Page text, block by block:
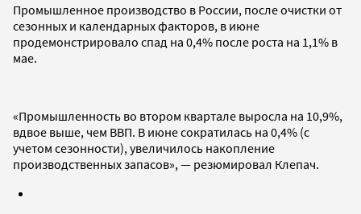
Промышленное производство в России, после очистки от
сезонных и календарных факторов, в июне
продемонстрировало спад на 0,4% после роста на 1,1% в
мае.
«Промышленность во втором квартале выросла на 10,9%,
вдвое выше, чем ВВП. В июне сократилась на 0,4% (с
учетом сезонности), увеличилось накопление
производственных запасов», — резюмировал Клепач.